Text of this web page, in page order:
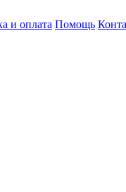
и оплата Помощь